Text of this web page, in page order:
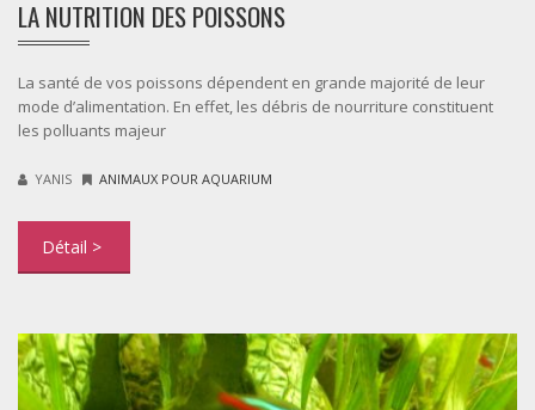
LA NUTRITION DES POISSONS
La santé de vos poissons dépendent en grande majorité de leur
mode d’alimentation. En effet, les débris de nourriture constituent
les polluants majeur
YANIS ANIMAUX POUR AQUARIUM